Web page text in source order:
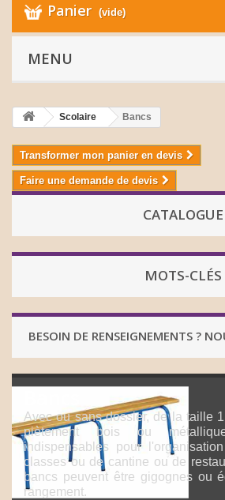
Panier (vide)
MENU
Scolaire Bancs
Transformer mon panier en devis
Faire une demande de devis
CATALOGUE
MOTS-CLÉS
BESOIN DE RENSEIGNEMENTS ?
Avec ou sans dossier, de la taille
piètement bois ou
indispensables pour
classes ou de cantine ou de
bancs peuvent être gigognes ou
rangement.